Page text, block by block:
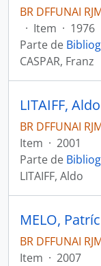
BR DFFUNAI
· Item · 1976
Parte de
CASPAR, Franz
BR DFFUNAI
Item · 2001
Parte de
LITAIFF, Aldo
BR DFFUNAI
Item · 2007